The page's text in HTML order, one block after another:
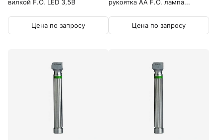
вилкой F.O. LED 3,5В
Цена по запросу
рукоятка AA F.O. лампа...
Цена по запросу